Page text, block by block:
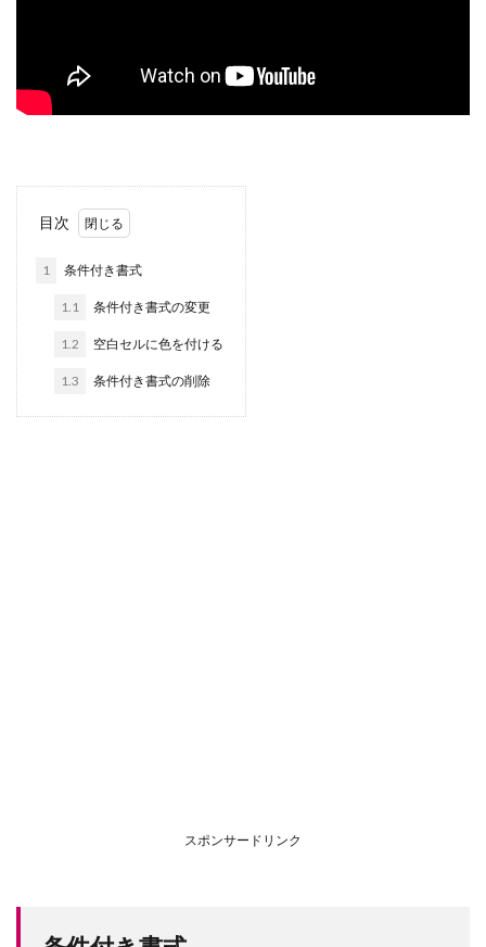
目次
1 条件付き書式
1.1 条件付き書式の変更
1.2 空白セルに色を付ける
1.3 条件付き書式の削除
スポンサードリンク